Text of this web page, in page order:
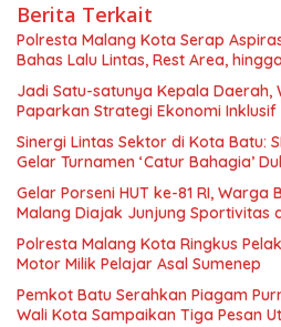
Berita Terkait
Polresta Malang Kota Serap
Bahas Lalu Lintas, Rest Area,
Jadi Satu-satunya Kepala Daerah,
Paparkan Strategi Ekonomi
Sinergi Lintas Sektor di Kota Batu:
Gelar Turnamen ‘Catur Bahagia’
Gelar Porseni HUT ke-81 RI, Warga
Malang Diajak Junjung Sportivitas
Polresta Malang Kota Ringkus
Motor Milik Pelajar Asal Sumenep
Pemkot Batu Serahkan Piagam
Wali Kota Sampaikan Tiga Pesan